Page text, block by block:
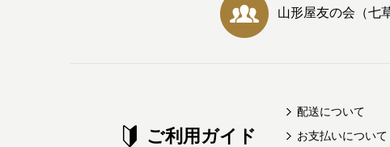
山形屋友の会 （七
ご利用ガイド
配送について
お支払いについて